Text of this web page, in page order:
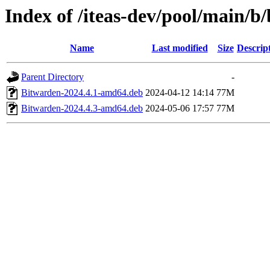
Index of /iteas-dev/pool/main/
Name Last modified Size
Parent Directory
-
Bitwarden-2024.4.1-amd64.deb 2024-04-12 14:14 77M
Bitwarden-2024.4.3-amd64.deb 2024-05-06 17:57 77M